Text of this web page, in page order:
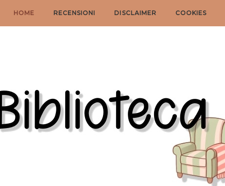
HOME RECENSIONI DISCLAIMER COOKIES